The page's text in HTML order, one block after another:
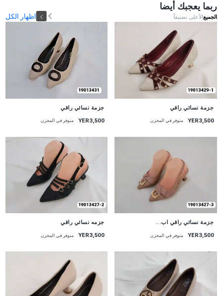
ربما يعجبك أيضا
الجميعالأعلى تصنيفاً اظهار الكل
جزمة نسائي راقي
YER3,500 متوفر في المخزن
جزمة نسائي راقي
YER3,500 متوفر في المخزن
جزمة نسائي راقي اب...
YER3,500 متوفر في المخزن
جزمه نسائي راقي
YER3,500 متوفر في المخزن